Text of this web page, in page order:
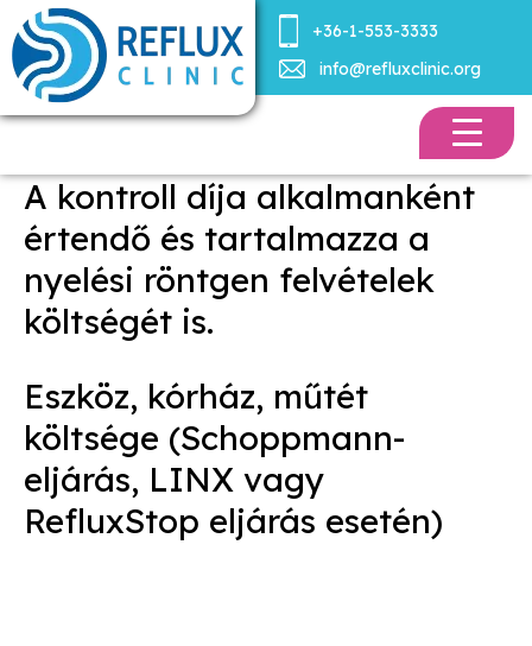
+36-1-553-3333
info@refluxclinic.org
A kontroll díja alkalmanként
értendő és tartalmazza a
nyelési röntgen felvételek
költségét is.
Eszköz, kórház, műtét
költsége (Schoppmann-
eljárás, LINX vagy
RefluxStop eljárás esetén)